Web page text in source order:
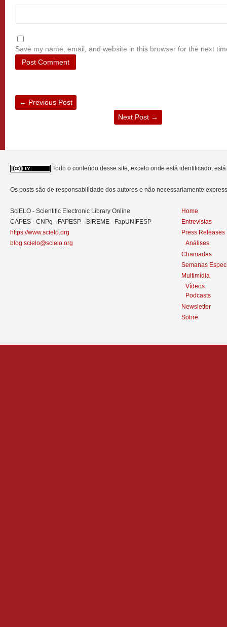
Save my name, email, and website in this browser for the next
← Previous Post
Next Post →
Todo o conteúdo desse site, exceto onde está identificado,
Os posts são de responsabilidade dos autores e não necessariamente
SciELO - Scientific Electronic Library Online
CAPES - CNPq - FAPESP - BIREME - FapUNIFESP
https://www.scielo.org
blog.scielo@scielo.org
Home
Entrevistas
Press Releases
Análises
Chamadas
Semanas
Multimídia
Vídeos
Podcasts
Newsletter
Sobre